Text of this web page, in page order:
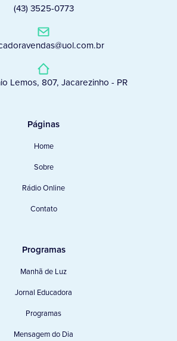
(43) 3525-0773
Lemos, 807, Jacarezinho - PR
Páginas
Home
Sobre
Rádio Online
Contato
Programas
Manhã de Luz
Jornal Educadora
Programas
Mensagem do Dia